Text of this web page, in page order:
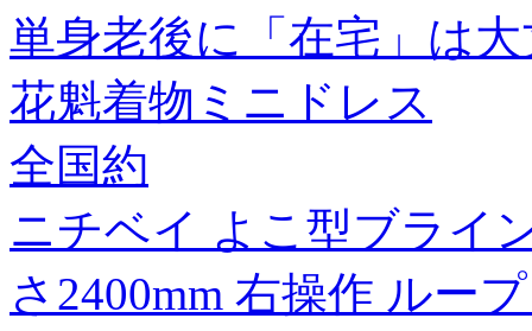
単身老後に「在宅」は
花魁着物ミニドレス
全国約
ニチベイ よこ型ブライ
さ2400mm 右操作 ルー